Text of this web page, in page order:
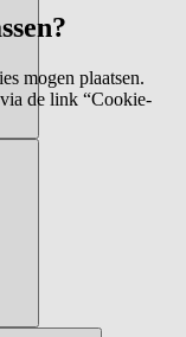
mogen plaatsen.
de link “Cookie-